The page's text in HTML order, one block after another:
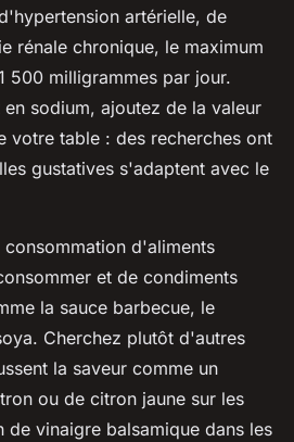
artérielle, de
rénale chronique, le maximum
500 milligrammes par jour.
sodium, ajoutez de la valeur
votre table : des recherches ont
gustatives s'adaptent avec le
d'aliments
et de condiments
la sauce barbecue, le
Cherchez plutôt d'autres
la saveur comme un
ou de citron jaune sur les
de vinaigre balsamique dans les